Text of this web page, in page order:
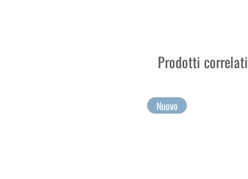
Prodotti correlati
Nuovo